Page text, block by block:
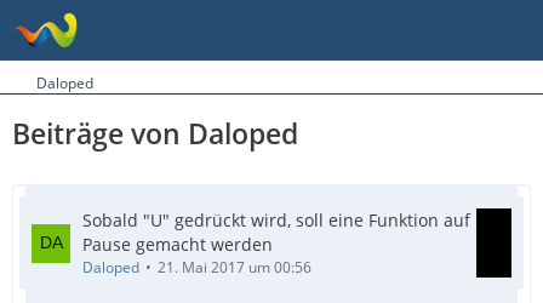
Daloped
Beiträge von Daloped
Sobald "U" gedrückt wird, soll eine Funktion auf
Pause gemacht werden
Daloped 21. Mai 2017 um 00:56